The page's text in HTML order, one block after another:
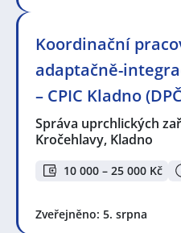
Koordinační
adaptačně-
– CPIC Kladno
Správa uprchlických
Kročehlavy, Kladno
10 000 – 25 000 Kč
Zveřejněno: 5. srpna